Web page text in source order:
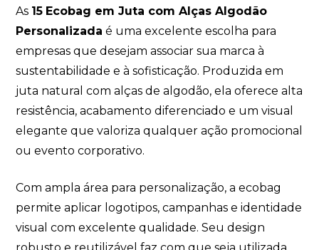
As 15 Ecobag em Juta com Alças Algodão
Personalizada é uma excelente escolha para
empresas que desejam associar sua marca à
sustentabilidade e à sofisticação. Produzida em
juta natural com alças de algodão, ela oferece alta
resistência, acabamento diferenciado e um visual
elegante que valoriza qualquer ação promocional
ou evento corporativo.
Com ampla área para personalização, a ecobag
permite aplicar logotipos, campanhas e identidade
visual com excelente qualidade. Seu design